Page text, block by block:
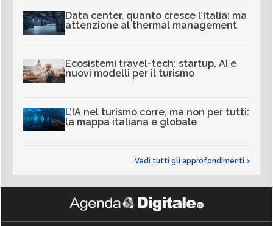
Data center, quanto cresce l’Italia: ma
attenzione al thermal management
Ecosistemi travel-tech: startup, AI e
nuovi modelli per il turismo
L’IA nel turismo corre, ma non per tutti:
la mappa italiana e globale
Vedi tutti gli approfondimenti >